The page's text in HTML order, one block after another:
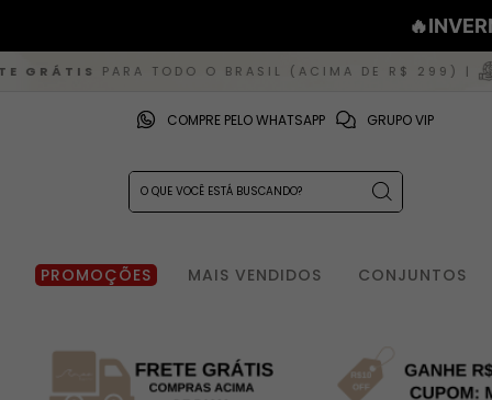
TODO O BRASIL (ACIMA DE R$ 299) | CASHBACK
COMPRE PELO WHATSAPP GRUPO VIP
PROMOÇÕES MAIS VENDIDOS CONJUNTOS